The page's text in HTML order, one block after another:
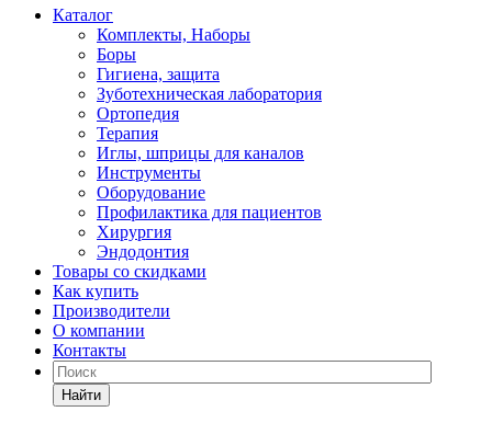
Каталог
Комплекты, Наборы
Боры
Гигиена, защита
Зуботехническая лаборатория
Ортопедия
Терапия
Иглы, шприцы для каналов
Инструменты
Оборудование
Профилактика для пациентов
Хирургия
Эндодонтия
Товары со скидками
Как купить
Производители
О компании
Контакты
Найти